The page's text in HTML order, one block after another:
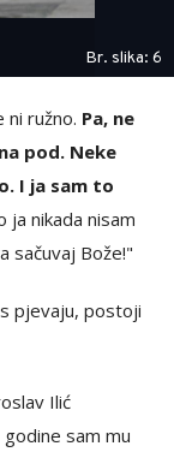
Br. slika: 6
ružno. Pa, ne
pod. Neke
I ja sam to
ja nikada nisam
sačuvaj Bože!"
pjevaju, postoji
Ilić
godine sam mu